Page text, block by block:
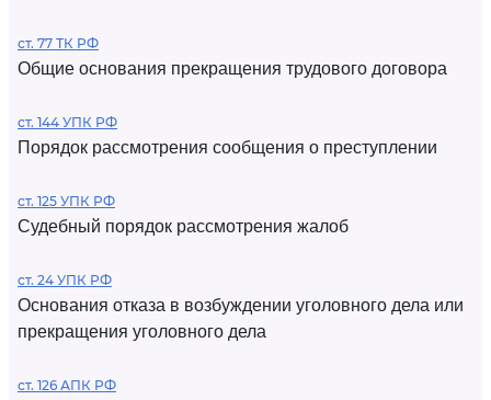
ст. 77 ТК РФ
Общие основания прекращения трудового договора
ст. 144 УПК РФ
Порядок рассмотрения сообщения о преступлении
ст. 125 УПК РФ
Судебный порядок рассмотрения жалоб
ст. 24 УПК РФ
Основания отказа в возбуждении уголовного дела или
прекращения уголовного дела
ст. 126 АПК РФ